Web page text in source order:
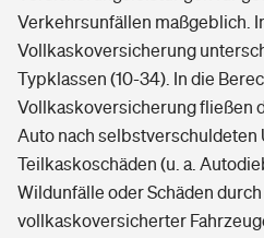
Verkehrsunfällen maßgeblich.
Vollkaskoversicherung
Typklassen (10-34). In die
Vollkaskoversicherung fließen
Auto nach selbstverschuldeten
Teilkaskoschäden (u. a.
Wildunfälle oder Schäden
vollkaskoversicherter